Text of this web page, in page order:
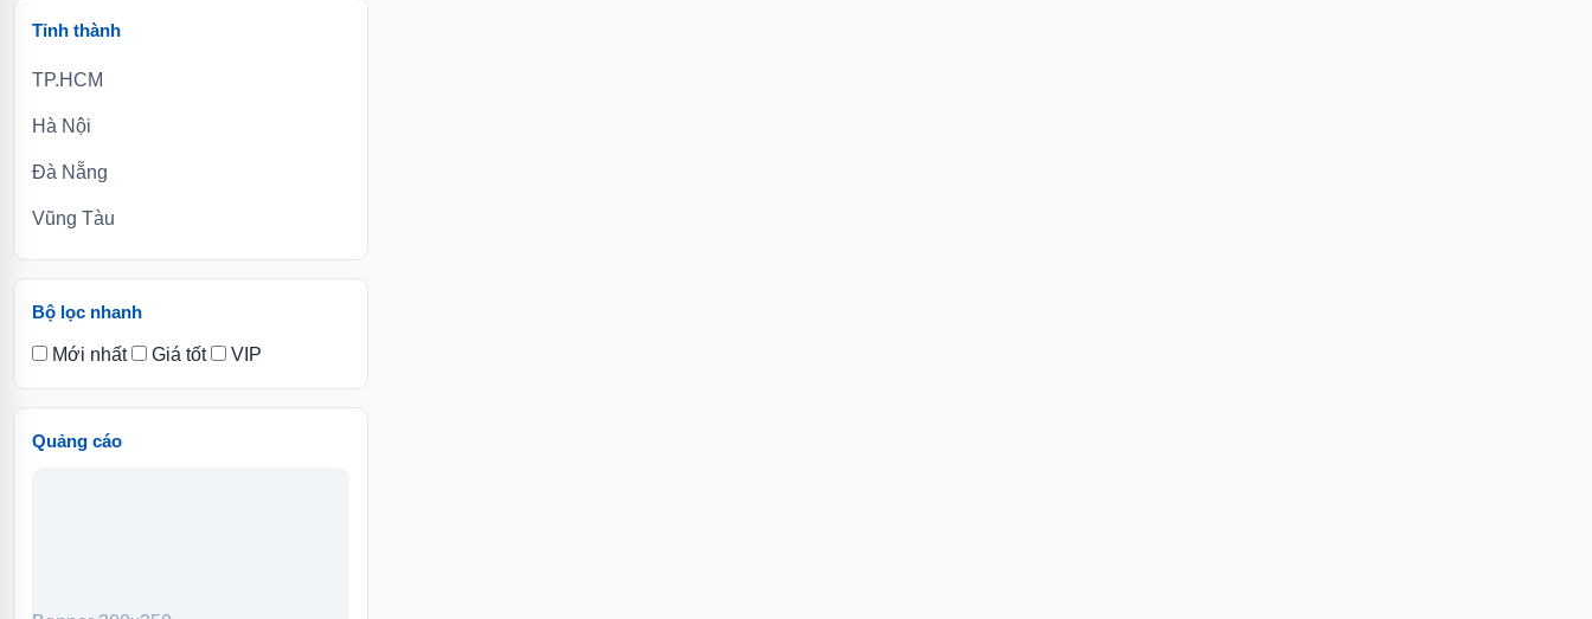
Tỉnh thành
TP.HCM
Hà Nội
Đà Nẵng
Vũng Tàu
Bộ lọc nhanh
Mới nhất Giá tốt VIP
Quảng cáo